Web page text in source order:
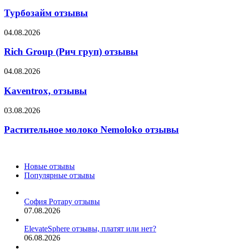
Турбозайм отзывы
Rich
(Рич
отзывы
04.08.2026
Rich Group (Рич груп) отзывы
Kaventrox,
04.08.2026
Kaventrox, отзывы
Растительное
Nemoloko
03.08.2026
Растительное молоко Nemoloko отзывы
Новые отзывы
Популярные отзывы
София Ротару отзывы
07.08.2026
ElevateSphere отзывы, платят или нет?
06.08.2026